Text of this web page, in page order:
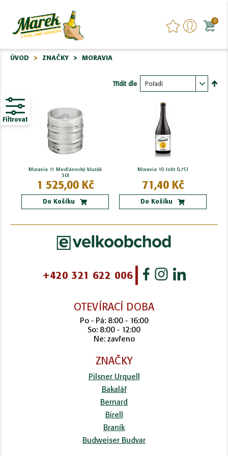
0
ÚVOD ZNAČKY MORAVIA
Třídit dle
Moravia 11 Medlánecký kluzák
30l
1 525,00 Kč
Do Košíku
Moravia 10 Jošt 0,75l
71,40 Kč
Do Košíku
Filtrovat
+420 321 622 006
OTEVÍRACÍ DOBA
Po - Pá: 8:00 - 16:00
So: 8:00 - 12:00
Ne: zavřeno
ZNAČKY
Pilsner Urquell
Bakalář
Bernard
Birell
Braník
Budweiser Budvar